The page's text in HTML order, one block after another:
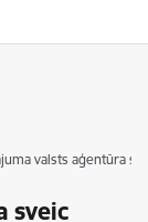
valsts aģentūra
sveic